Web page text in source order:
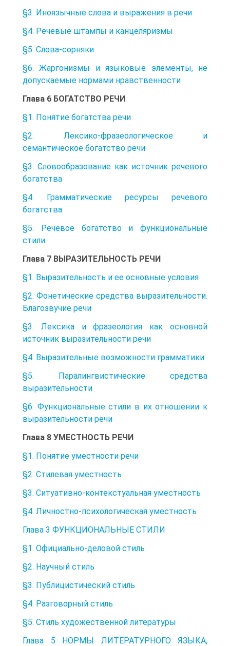
§3. Иноязычные слова и выражения в речи
§4. Речевые штампы и канцеляризмы
§5. Слова-сорняки
§6. Жаргонизмы и языковые элементы, не
допускаемые нормами нравственности
Глава 6 БОГАТСТВО РЕЧИ
§1. Понятие богатства речи
§2. Лексико-фразеологическое и
семантическое богатство речи
§3. Словообразование как источник речевого
богатства
§4. Грамматические ресурсы речевого
богатства
§5. Речевое богатство и функциональные
стили
Глава 7 ВЫРАЗИТЕЛЬНОСТЬ РЕЧИ
§1. Выразительность и ее основные условия
§2. Фонетические средства выразительности.
Благозвучие речи
§3. Лексика и фразеология как основной
источник выразительности речи
§4. Выразительные возможности грамматики
§5. Паралингвистические средства
выразительности
§6. Функциональные стили в их отношении к
выразительности речи
Глава 8 УМЕСТНОСТЬ РЕЧИ
§1. Понятие уместности речи
§2. Стилевая уместность
§3. Ситуативно-контекстуальная уместность
§4. Личностно-психологическая уместность
Глава 3 ФУНКЦИОНАЛЬНЫЕ СТИЛИ
§1. Официально-деловой стиль
§2. Научный стиль
§3. Публицистический стиль
§4. Разговорный стиль
§5. Стиль художественной литературы
Глава 5 НОРМЫ ЛИТЕРАТУРНОГО ЯЗЫКА,